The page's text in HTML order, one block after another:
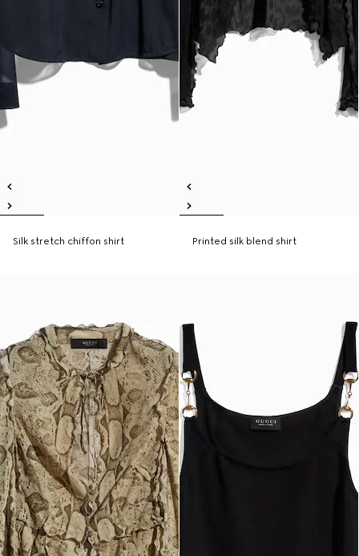
Silk stretch chiffon shirt Printed silk blend shirt